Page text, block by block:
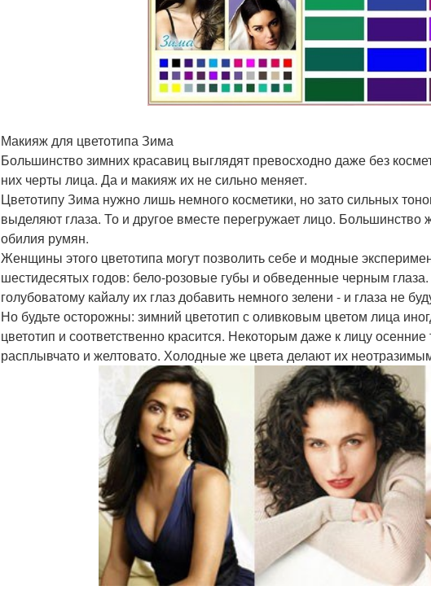
Макияж для цветотипа Зима
Большинство зимних красавиц выглядят превосходно даже без
них черты лица. Да и макияж их не сильно меняет.
Цветотипу Зима нужно лишь немного косметики, но зато сильных
выделяют глаза. То и другое вместе перегружает лицо.
обилия румян.
Женщины этого цветотипа могут позволить себе и модные
шестидесятых годов: бело-розовые губы и обведенные черным
голубоватому кайалу их глаз добавить немного зелени - и глаза не
Но будьте осторожны: зимний цветотип с оливковым цветом лица
цветотип и соответственно красится. Некоторым даже к лицу
расплывчато и желтовато. Холодные же цвета делают их